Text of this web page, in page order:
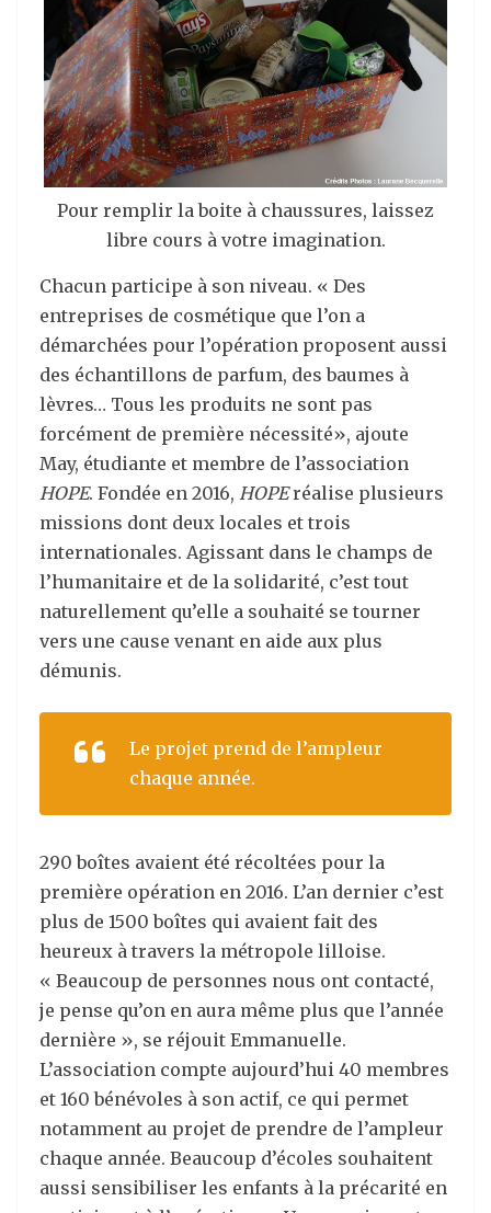
Pour remplir la boite à chaussures, laissez
libre cours à votre imagination.
Chacun participe à son niveau. « Des
entreprises de cosmétique que l’on a
démarchées pour l’opération proposent aussi
des échantillons de parfum, des baumes à
lèvres… Tous les produits ne sont pas
forcément de première nécessité», ajoute
May, étudiante et membre de l’association
HOPE. Fondée en 2016, HOPEréalise plusieurs
missions dont deux locales et trois
internationales. Agissant dans le champs de
l’humanitaire et de la solidarité, c’est tout
naturellement qu’elle a souhaité se tourner
vers une cause venant en aide aux plus
démunis.
Le projet prend de l’ampleur
chaque année.
290 boîtes avaient été récoltées pour la
première opération en 2016. L’an dernier c’est
plus de 1500 boîtes qui avaient fait des
heureux à travers la métropole lilloise.
« Beaucoup de personnes nous ont contacté,
je pense qu’on en aura même plus que l’année
dernière », se réjouit Emmanuelle.
L’association compte aujourd’hui 40 membres
et 160 bénévoles à son actif, ce qui permet
notamment au projet de prendre de l’ampleur
chaque année. Beaucoup d’écoles souhaitent
aussi sensibiliser les enfants à la précarité en